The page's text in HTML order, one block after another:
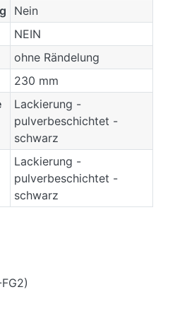
Nein
NEIN
ohne Rändelung
230 mm
Lackierung -
pulverbeschichtet -
schwarz
Lackierung -
pulverbeschichtet -
schwarz